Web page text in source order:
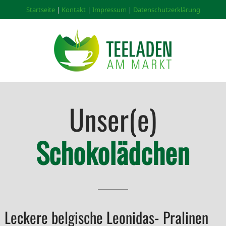
Startseite| Kontakt| Impressum | Datenschutzerklärung
Unser(e)
Schokolädchen
Leckere belgische Leonidas- Pralinen